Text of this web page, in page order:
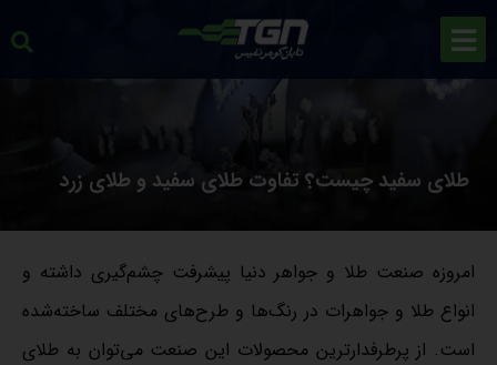
طلای سفید چیست؟ تفاوت طلای سفید و طلای زرد
امروزه صنعت طلا و جواهر دنیا پیشرفت چشم‌گیری داشته و
انواع طلا و جواهرات در رنگ‌ها و طرح‌های مختلف ساخته‌شده
است. از پرطرفدارترین محصولات این صنعت می‌توان به طلای